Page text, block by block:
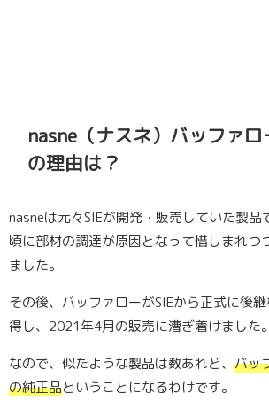
nasne（ナスネ）バッファ
の理由は？
nasneは元々SIEが開発・販売していた製
頃に部材の調達が原因となって惜しまれつ
ました。
その後、バッファローがSIEから正式に後
得し、2021年4月の販売に漕ぎ着けました。
なので、似たような製品は数あれど、 バッ
の純正品ということになるわけです。